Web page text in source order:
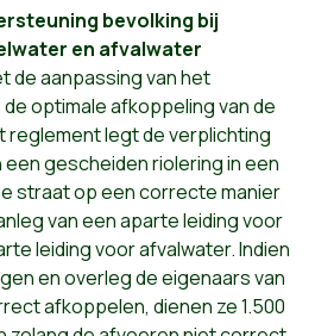
bevolking bij
en afvalwater
de aanpassing van het
optimale afkoppeling van de
reglement legt de verplichting
een gescheiden riolering in een
straat op een correcte manier
van een aparte leiding voor
leiding voor afvalwater. Indien
en overleg de eigenaars van
afkoppelen, dienen ze 1.500